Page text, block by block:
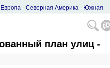
Европа - Северная Америка - Южная
план улиц -